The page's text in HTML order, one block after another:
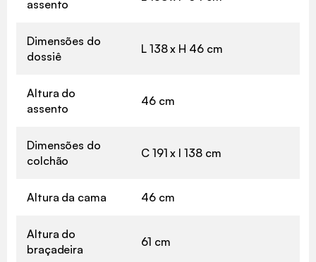
assento
Dimensões do
dossiê
L 138 x H 46 cm
Altura do
assento
46 cm
Dimensões do
colchão
C 191 x l 138 cm
Altura da cama 46 cm
Altura do
braçadeira
61 cm